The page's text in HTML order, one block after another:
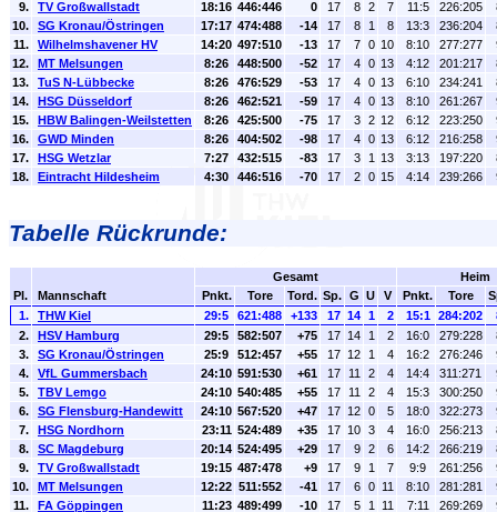
9. TV Großwallstadt 18:16 446:446 0 17 8 2 7 11:5 226:205
10.
SG Kronau/Östringen 17:17 474:488 -14 17 8 1 8 13:3 236:204
11.
Wilhelmshavener HV 14:20 497:510 -13 17 7 0 10 8:10 277:277
12.
MT Melsungen 8:26 448:500 -52 17 4 0 13 4:12 201:217
13.
TuS N-Lübbecke 8:26 476:529 -53 17 4 0 13 6:10 234:241
14.
HSG Düsseldorf 8:26 462:521 -59 17 4 0 13 8:10 261:267
15.
HBW Balingen-Weilstetten 8:26 425:500 -75 17 3 2 12 6:12 223:250
16.
GWD Minden 8:26 404:502 -98 17 4 0 13 6:12 216:258
17.
HSG Wetzlar 7:27 432:515 -83 17 3 1 13 3:13 197:220
18.
Eintracht Hildesheim 4:30 446:516 -70 17 2 0 15 4:14 239:266
Tabelle Rückrunde:
Pl. Mannschaft
Gesamt
Heim
Pnkt.
Tore Tord. Sp. G U V Pnkt. Tore
1.
THW Kiel 29:5 621:488 +133 17 14 1 2 15:1 284:202
2.
HSV Hamburg 29:5 582:507 +75 17 14 1 2 16:0 279:228
3.
SG Kronau/Östringen 25:9 512:457 +55 17 12 1 4 16:2 276:246
4.
VfL Gummersbach 24:10 591:530 +61 17 11 2 4 14:4 311:271
5.
TBV Lemgo 24:10 540:485 +55 17 11 2 4 15:3 300:250
6.
SG Flensburg-Handewitt 24:10 567:520 +47 17 12 0 5 18:0 322:273
7.
HSG Nordhorn 23:11 524:489 +35 17 10 3 4 16:0 256:213
8.
SC Magdeburg 20:14 524:495 +29 17 9 2 6 14:2 266:219
9.
TV Großwallstadt 19:15 487:478 +9 17 9 1 7 9:9 261:256
10.
MT Melsungen 12:22 511:552 -41 17 6 0 11 8:10 281:281
11.
FA Göppingen 11:23 489:499 -10 17 5 1 11 7:11 269:269